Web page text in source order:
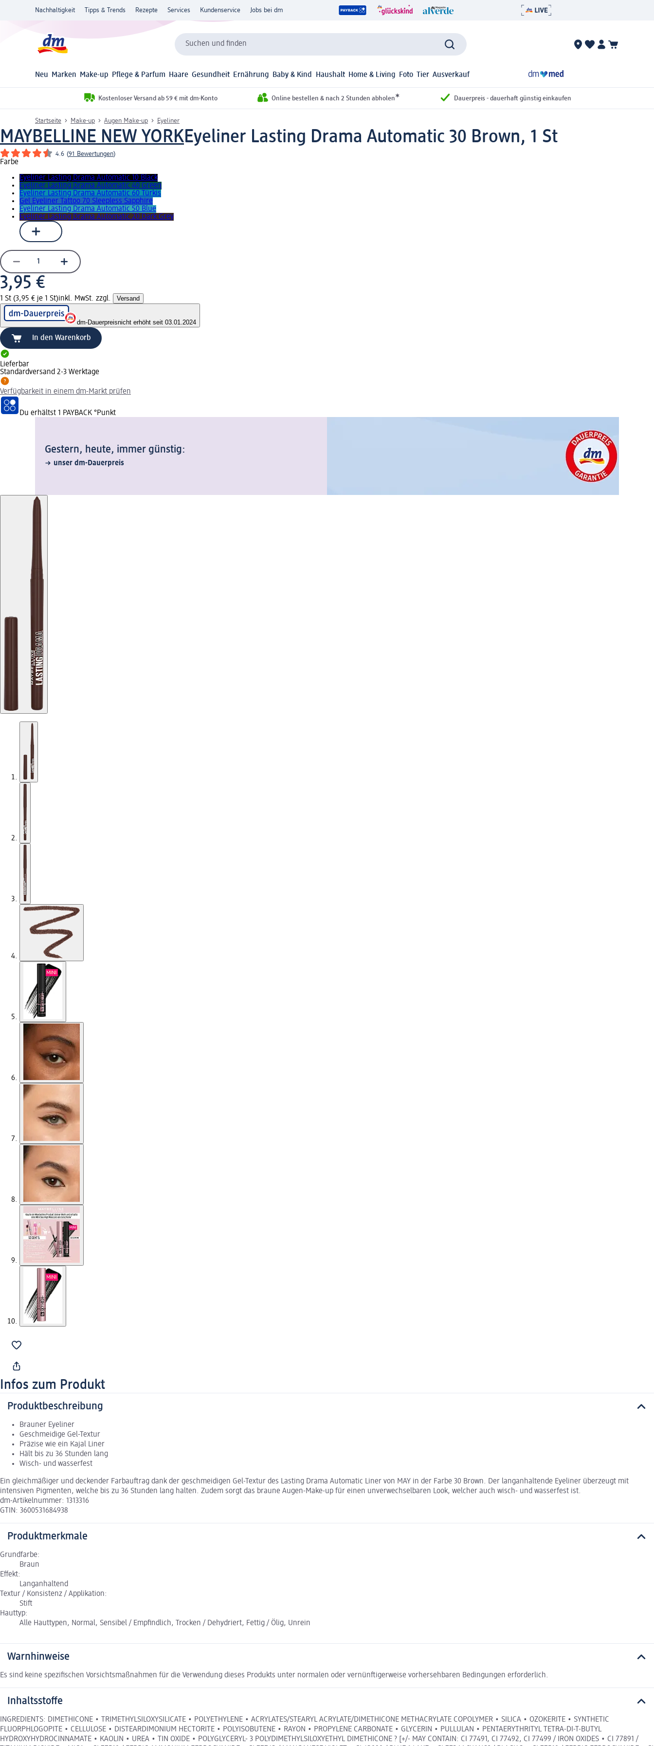
Nachhaltigkeit Tipps & Trends Rezepte Services Kundenservice Jobs bei dm
Suchen und finden
Neu Marken Make-up Pflege & Parfum Haare Gesundheit Ernährung Baby & Kind Haushalt Home & Living Foto Tier Ausverkauf
Kostenloser Versand ab 59 € mit dm-Konto Online bestellen & nach 2 Stunden abholen* Dauerpreis - dauerhaft günstig einkaufen
Startseite Make-up Augen Make-up Eyeliner
MAYBELLINE NEW YORKEyeliner Lasting Drama Automatic 30 Brown, 1 St
4.6 (91 Bewertungen)
Farbe
Eyeliner Lasting Drama Automatic 10 Black
Eyeliner Lasting Drama Automatic 40 Green
Eyeliner Lasting Drama Automatic 60 Türkis
Gel Eyeliner Tattoo 70 Sleepless Sapphire
Eyeliner Lasting Drama Automatic 50 Blue
Eyeliner Lasting Drama Automatic 20 Dark Grey
3,95 €
1 St (3,95 € je 1 St)inkl. MwSt. zzgl. Versand
dm-Dauerpreisnicht erhöht seit 03.01.2024
In den Warenkorb
Lieferbar
Standardversand 2-3 Werktage
Verfügbarkeit in einem dm-Markt prüfen
Du erhältst 1 PAYBACK °Punkt
Gestern, heute, immer günstig:
unser dm-Dauerpreis
Infos zum Produkt
Produktbeschreibung
Brauner Eyeliner
Geschmeidige Gel-Textur
Präzise wie ein Kajal Liner
Hält bis zu 36 Stunden lang
Wisch- und wasserfest
Ein gleichmäßiger und deckender Farbauftrag dank der geschmeidigen Gel-Textur des Lasting Drama Automatic Liner von MAY in der Farbe 30 Brown. Der langanhaltende Eyeliner überzeugt mit
intensiven Pigmenten, welche bis zu 36 Stunden lang halten. Zudem sorgt das braune Augen-Make-up für einen unverwechselbaren Look, welcher auch wisch- und wasserfest ist.
dm-Artikelnummer: 1313316
GTIN: 3600531684938
Produktmerkmale
Grundfarbe:
Braun
Effekt:
Langanhaltend
Textur / Konsistenz / Applikation:
Stift
Hauttyp:
Alle Hauttypen, Normal, Sensibel / Empfindlich, Trocken / Dehydriert, Fettig / Ölig, Unrein
Warnhinweise
Es sind keine spezifischen Vorsichtsmaßnahmen für die Verwendung dieses Produkts unter normalen oder vernünftigerweise vorhersehbaren Bedingungen erforderlich.
Inhaltsstoffe
INGREDIENTS: DIMETHICONE • TRIMETHYLSILOXYSILICATE • POLYETHYLENE • ACRYLATES/STEARYL ACRYLATE/DIMETHICONE METHACRYLATE COPOLYMER • SILICA • OZOKERITE • SYNTHETIC
FLUORPHLOGOPITE • CELLULOSE • DISTEARDIMONIUM HECTORITE • POLYISOBUTENE • RAYON • PROPYLENE CARBONATE • GLYCERIN • PULLULAN • PENTAERYTHRITYL TETRA-DI-T-BUTYL
HYDROXYHYDROCINNAMATE • KAOLIN • UREA • TIN OXIDE • POLYGLYCERYL- 3 POLYDIMETHYLSILOXYETHYL DIMETHICONE ? [+/- MAY CONTAIN: CI 77491, CI 77492, CI 77499 / IRON OXIDES • CI 77891 /